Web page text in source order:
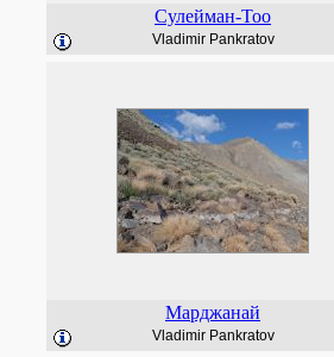
Сулейман-Тоо
Vladimir Pankratov
Марджанай
Vladimir Pankratov